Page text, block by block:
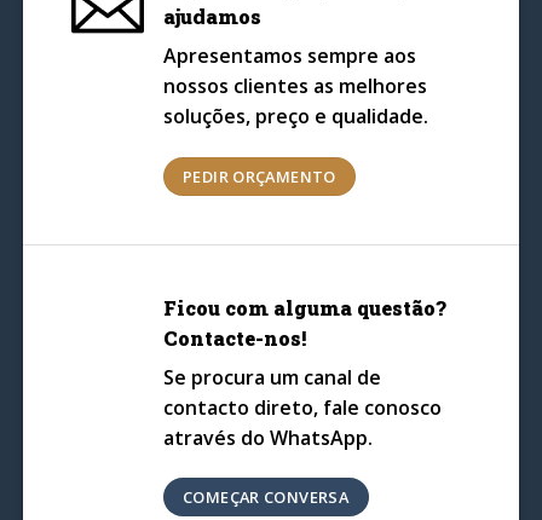
ajudamos
Apresentamos sempre aos
nossos clientes as melhores
soluções, preço e qualidade.
PEDIR ORÇAMENTO
Ficou com alguma questão?
Contacte-nos!
Se procura um canal de
contacto direto, fale conosco
através do WhatsApp.
COMEÇAR CONVERSA